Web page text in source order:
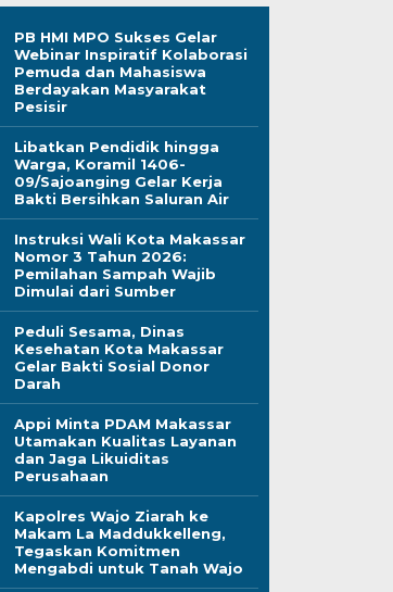
PB HMI MPO Sukses Gelar
Webinar Inspiratif Kolaborasi
Pemuda dan Mahasiswa
Berdayakan Masyarakat
Pesisir
Libatkan Pendidik hingga
Warga, Koramil 1406-
09/Sajoanging Gelar Kerja
Bakti Bersihkan Saluran Air
Instruksi Wali Kota Makassar
Nomor 3 Tahun 2026:
Pemilahan Sampah Wajib
Dimulai dari Sumber
Peduli Sesama, Dinas
Kesehatan Kota Makassar
Gelar Bakti Sosial Donor
Darah
Appi Minta PDAM Makassar
Utamakan Kualitas Layanan
dan Jaga Likuiditas
Perusahaan
Kapolres Wajo Ziarah ke
Makam La Maddukkelleng,
Tegaskan Komitmen
Mengabdi untuk Tanah Wajo